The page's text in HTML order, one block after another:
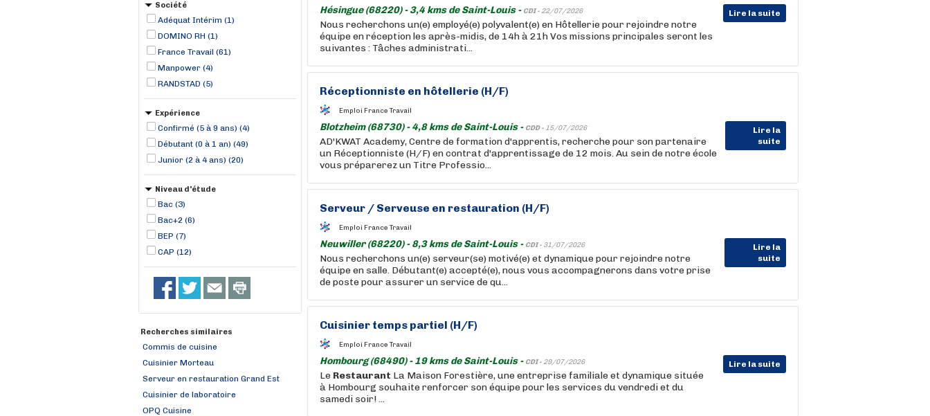
Société
Adéquat Intérim (1)
DOMINO RH (1)
France Travail (61)
Manpower (4)
RANDSTAD (5)
Expérience
Confirmé (5 à 9 ans) (4)
Débutant (0 à 1 an) (49)
Junior (2 à 4 ans) (20)
Niveau d'étude
Bac (3)
Bac+2 (6)
BEP (7)
CAP (12)
Recherches similaires
Commis de cuisine
Cuisinier Morteau
Serveur en restauration Grand Est
Cuisinier de laboratoire
OPQ Cuisine
Hésingue (68220) - 3,4 kms de Saint-Louis - CDI - 22/07/2026 Lire la suite
Nous recherchons un(e) employé(e) polyvalent(e) en Hôtellerie pour rejoindre notre
équipe en réception les après-midis, de 14h à 21h Vos missions principales seront les
suivantes : Tâches administrati...
Réceptionniste en hôtellerie (H/F)
Emploi France Travail
Blotzheim (68730) - 4,8 kms de Saint-Louis - CDD - 15/07/2026
Lire la
suite
AD'KWAT Academy, Centre de formation d'apprentis, recherche pour son partenaire
un Réceptionniste (H/F) en contrat d'apprentissage de 12 mois. Au sein de notre école
vous préparerez un Titre Professio...
Serveur / Serveuse en restauration (H/F)
Emploi France Travail
Neuwiller (68220) - 8,3 kms de Saint-Louis - CDI - 31/07/2026
Lire la
suite
Nous recherchons un(e) serveur(se) motivé(e) et dynamique pour rejoindre notre
équipe en salle. Débutant(e) accepté(e), nous vous accompagnerons dans votre prise
de poste pour assurer un service de qu...
Cuisinier temps partiel (H/F)
Emploi France Travail
Hombourg (68490) - 19 kms de Saint-Louis - CDI - 29/07/2026 Lire la suite
Le Restaurant La Maison Forestière, une entreprise familiale et dynamique située
à Hombourg souhaite renforcer son équipe pour les services du vendredi et du
samedi soir! ...